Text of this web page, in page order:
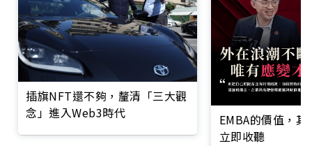
插旗NFT還不夠，釐清「三大觀
念」進入Web3時代
EMBA的價值，
立即收聽